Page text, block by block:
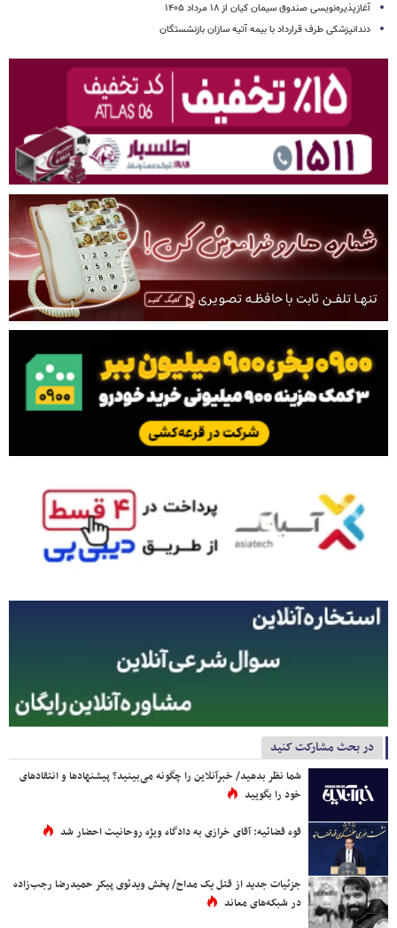
آغازپذیره‌نویسی صندوق سیمان کیان از ۱۸ مرداد ۱۴۰۵
دندانپزشکی طرف قرارداد با بیمه آتیه سازان بازنشستگان
در بحث مشارکت کنید
شما نظر بدهید/ خبرآنلاین را چگونه می‌بینید؟ پیشنهادها و انتقادهای
خود را بگویید
قوه قضائیه: آقای خرازی به دادگاه ویژه روحانیت احضار شد
جزئیات جدید از قتل یک مداح/ پخش ویدئوی پیکر حمیدرضا رجب‌زاده
در شبکه‌های معاند